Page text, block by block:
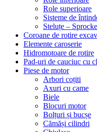
Role superioare
Sisteme de
Steluțe –
Coroane de rotire
Elemente caroserie
Hidromotoare de rotire
Pad-uri de cauciuc cu
Piese de motor
Arbori coțiti
Axuri cu came
Biele
Blocuri motor
Bolțuri și bucșe
Cămăși cilindri